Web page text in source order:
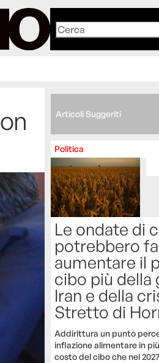
Articoli Suggeriti
Politica
Le ondate di
potrebbero
aumentare il
cibo più della
Iran e della
Stretto di
Addirittura un punto
inflazione alimentare in
costo del cibo che nel